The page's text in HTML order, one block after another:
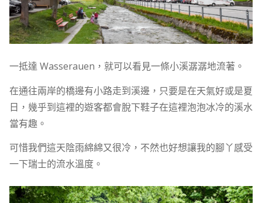
一抵達 Wasserauen，就可以看見一條小溪潺潺地流著。
在通往兩岸的橋邊有小路走到溪邊，只要是在天氣好或是夏
日，幾乎到這裡的遊客都會脫下鞋子在這裡泡泡冰冷的溪水
當有趣。
可惜我們這天陰雨綿綿又很冷，不然也好想讓我的腳丫感受
一下瑞士的流水溫度。